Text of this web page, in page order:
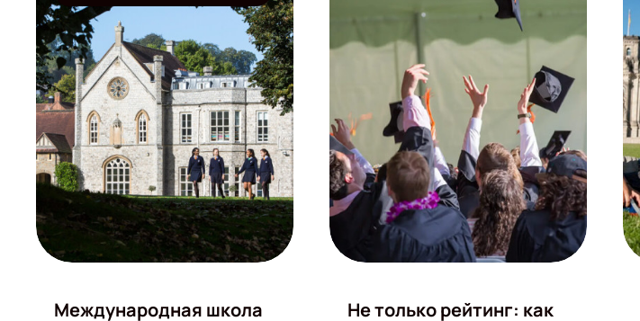
Международная школа
Не только рейтинг: как